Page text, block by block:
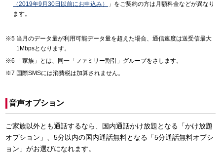
（2019年9月30日以前にお申込み）
」をご契約の方は月額料金などが異なり
ます。
当月のデータ量が利用可能データ量を超えた場合、通信速度は送受信最大
1Mbpsとなります。
「家族」とは、同一「ファミリー割引」グループをさします。
国際SMSには消費税は加算されません。
音声オプション
ご家族以外とも通話するなら、国内通話かけ放題となる「かけ放題
オプション」、5分以内の国内通話無料となる「5分通話無料オプシ
ョン」がお選びになれます。